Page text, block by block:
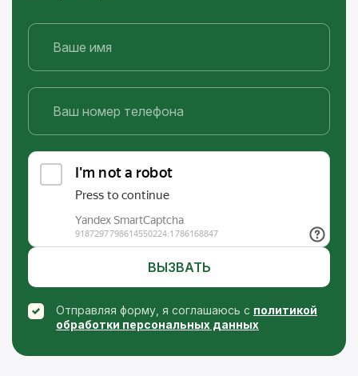
ВЫЗВАТЬ
Отправляя форму, я соглашаюсь с политикой
обработки персональных данных